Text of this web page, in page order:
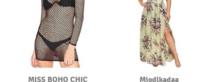
MISS BOHO CHIC Miodlkadaa